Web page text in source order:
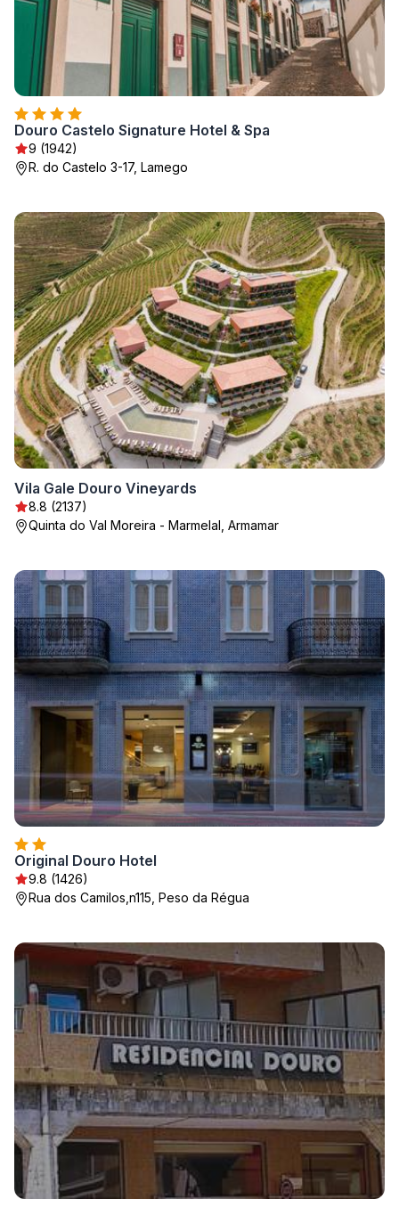
Douro Castelo Signature Hotel & Spa
9 (1942)
R. do Castelo 3-17, Lamego
Vila Gale Douro Vineyards
8.8 (2137)
Quinta do Val Moreira - Marmelal, Armamar
Original Douro Hotel
9.8 (1426)
Rua dos Camilos,n115, Peso da Régua